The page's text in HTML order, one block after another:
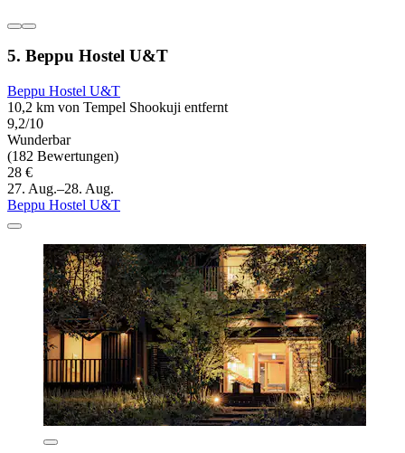
5. Beppu Hostel U&T
Beppu Hostel U&T
10,2 km von Tempel Shookuji entfernt
9,2/10
Wunderbar
(182 Bewertungen)
28 €
27. Aug.–28. Aug.
Beppu Hostel U&T